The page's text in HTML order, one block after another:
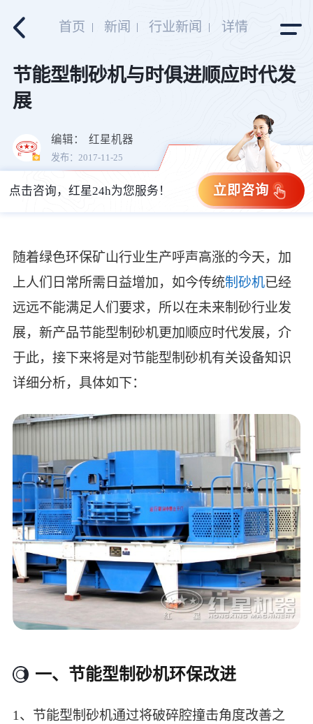
首页 新闻 行业新闻 详情
节能型制砂机与时俱进顺应时代发
展
编辑： 红星机器
发布：2017-11-25
立即咨询
点击咨询，红星24h为您服务！
随着绿色环保矿山行业生产呼声高涨的今天，加
上人们日常所需日益增加，如今传统制砂机已经
远远不能满足人们要求，所以在未来制砂行业发
展，新产品节能型制砂机更加顺应时代发展，介
于此，接下来将是对节能型制砂机有关设备知识
详细分析，具体如下：
一、节能型制砂机环保改进
1、节能型制砂机通过将破碎腔撞击角度改善之